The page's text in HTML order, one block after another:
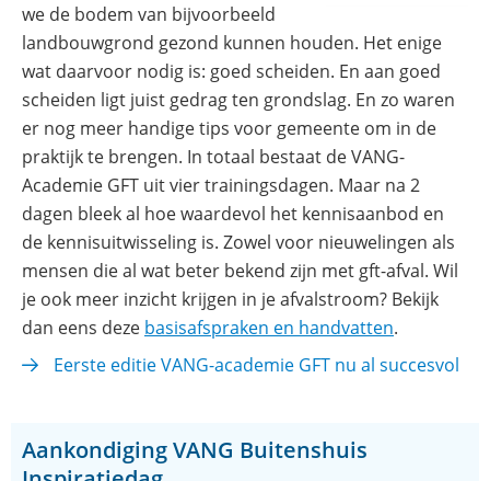
we de bodem van bijvoorbeeld
landbouwgrond gezond kunnen houden. Het enige
wat daarvoor nodig is: goed scheiden. En aan goed
scheiden ligt juist gedrag ten grondslag. En zo waren
er nog meer handige tips voor gemeente om in de
praktijk te brengen. In totaal bestaat de VANG-
Academie GFT uit vier trainingsdagen. Maar na 2
dagen bleek al hoe waardevol het kennisaanbod en
de kennisuitwisseling is. Zowel voor nieuwelingen als
mensen die al wat beter bekend zijn met gft-afval. Wil
je ook meer inzicht krijgen in je afvalstroom? Bekijk
dan eens deze basisafspraken en handvatten(opent
.
Eerste editie VANG-academie GFT nu al succesvol
Aankondiging VANG Buitenshuis